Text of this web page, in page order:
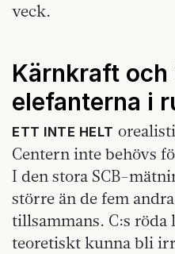
veck.
Kärnkraft
elefanterna i
ETT INTE HELT
Centern inte behövs
I den stora SCB-
större än de fem
tillsammans. C:s
teoretiskt kunna bli